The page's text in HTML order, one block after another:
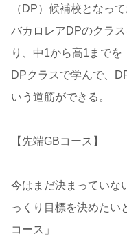
（DP）候補校となっ
バカロレアDPのクラ
り、中1から高1まで
DPクラスで学んで、
いう道筋ができる。
【先端GBコース】
今はまだ決まっていな
っくり目標を決めたい
コース」